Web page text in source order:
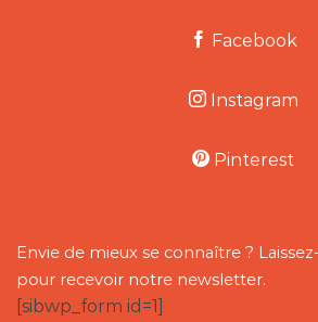
Facebook
Instagram
Pinterest
Envie de mieux se connaître ?
pour recevoir notre newsletter.
[sibwp_form id=1]